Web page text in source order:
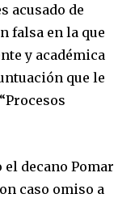
acusado de
falsa en la que
y académica
que le
decano Pomar
caso omiso a